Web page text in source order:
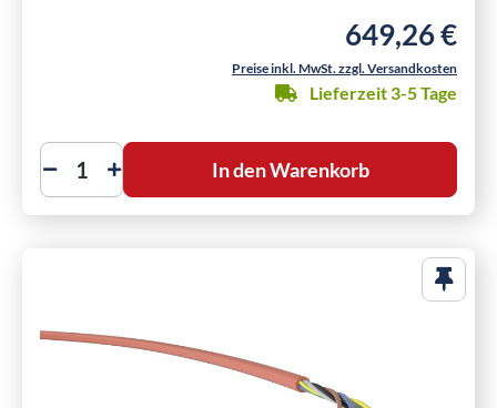
Regulärer Preis:
649,26 €
Preise inkl. MwSt. zzgl. Versandkosten
Lieferzeit 3-5 Tage
In den Warenkorb